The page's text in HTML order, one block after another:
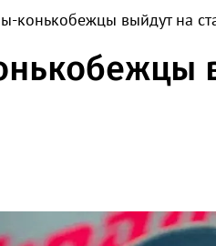
конькобежцы выйдут на